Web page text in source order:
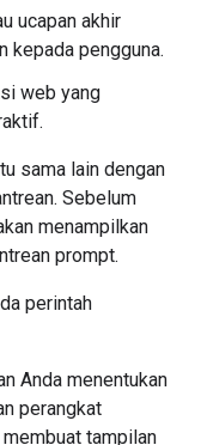
ucapan akhir
kepada pengguna.
web yang
sama lain dengan
Sebelum
menampilkan
prompt.
perintah
Anda menentukan
perangkat
tampilan